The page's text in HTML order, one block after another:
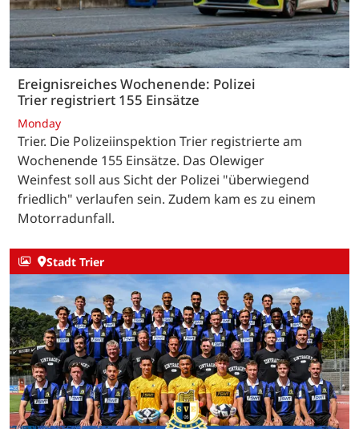
Ereignisreiches Wochenende: Polizei
Trier registriert 155 Einsätze
Monday
Trier. Die Polizeiinspektion Trier registrierte am
Wochenende 155 Einsätze. Das Olewiger
Weinfest soll aus Sicht der Polizei "überwiegend
friedlich" verlaufen sein. Zudem kam es zu einem
Motorradunfall.
Stadt Trier